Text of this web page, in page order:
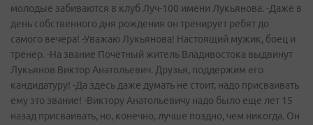
молодые забиваются в клуб Луч-100 имени Лукьянова. -Даже в
день собственного дня рождения он тренирует ребят до
самого вечера! -Уважаю Лукьянова! Настоящий мужик, боец и
тренер. -На звание Почетный житель Владивостока выдвинут
Лукьянов Виктор Анатольевич. Друзья, поддержим его
кандидатуру! -Да здесь даже думать не стоит, надо присваивать
ему это звание! -Виктору Анатольевичу надо было еще лет 15
назад присваивать, но, конечно, лучше поздно, чем никогда. Он